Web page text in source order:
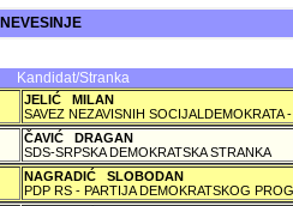
NEVESINJE
Kandidat/Stranka
JELIĆ MILAN
SAVEZ NEZAVISNIH SOCIJALDEMOKRATA
ČAVIĆ DRAGAN
SDS-SRPSKA DEMOKRATSKA STRANKA
NAGRADIĆ SLOBODAN
PDP RS - PARTIJA DEMOKRATSKOG